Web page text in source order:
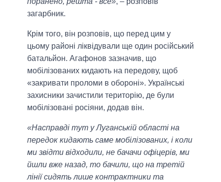
загарбник.
Крім того, він розповів, що перед цим у
цьому районі ліквідували ще один російський
батальйон. Агафонов зазначив, що
мобілізованих кидають на передову, щоб
«закривати проломи в обороні». Українські
захисники зачистили територію, де були
мобілізовані росіяни, додав він.
«Насправді тут у Луганській області на
передок кидають саме мобілізованих, і коли
ми звідти відходили, не бачачи офіцерів, ми
йшли вже назад, то бачили, що на третій
лінії сидять лише контрактники та